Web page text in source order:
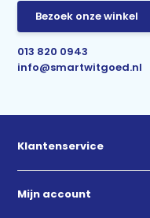
Bezoek onze winkel
013 820 0943
info@smartwitgoed.nl
Klantenservice
Mijn account